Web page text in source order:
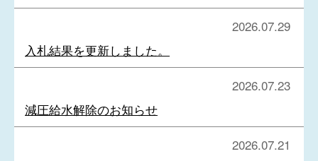
2026.07.29
入札結果を更新しました。
2026.07.23
減圧給水解除のお知らせ
2026.07.21